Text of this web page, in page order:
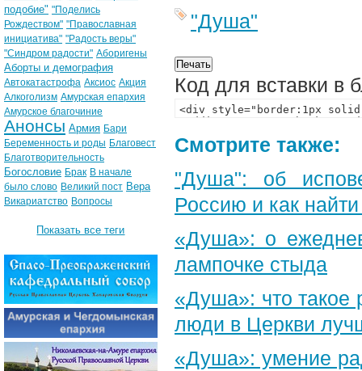
"Душа"
Код для вставки в
Смотрите также:
"Душа": об
Россию и как
«Душа»: о
лампочке стыда
«Душа»: что такое
люди в Церкви
«Душа»: умение
подобие" "Поделись
Рождеством" "Православная
инициатива" "Радость веры"
"Синдром радости" Аборигены
Аборты и демография
Автокатастрофа Аксиос Акция
Алкоголизм Амурская епархия
Амурское благочиние
Анонсы Армия Бари
Беременность и роды Благовест
Благотворительность
Богословие Брак В начале
было слово Великий пост Вера
Викариатство Вопросы
Показать все теги